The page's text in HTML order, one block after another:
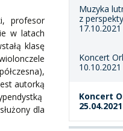
Muzyka
z
17.10.2021
Koncert
10.10.2021
Koncert
25.04.2021
profesor
w latach
klasę
autorką
dla